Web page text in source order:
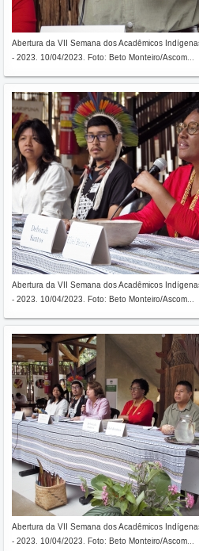
Abertura da VII Semana dos Acadêmicos
- 2023. 10/04/2023. Foto: Beto Monteiro/Ascom...
Abertura da VII Semana dos Acadêmicos
- 2023. 10/04/2023. Foto: Beto Monteiro/Ascom...
Abertura da VII Semana dos Acadêmicos
- 2023. 10/04/2023. Foto: Beto Monteiro/Ascom...